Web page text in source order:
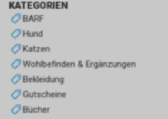
KATEGORIEN
BARF
Hund
Katzen
Wohlbefinden & Ergänzungen
Bekleidung
Gutscheine
Bücher